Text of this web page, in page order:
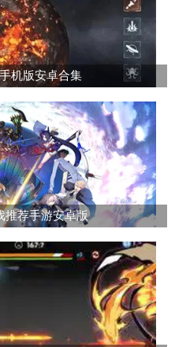
机版安卓合集
推荐手游安卓版